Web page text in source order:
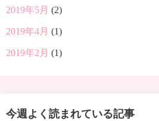
2019年5月 (2)
2019年4月 (1)
2019年2月 (1)
今週よく読まれている記事